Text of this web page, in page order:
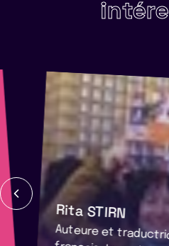
Rita STIRN
Auteure et
français Journaliste